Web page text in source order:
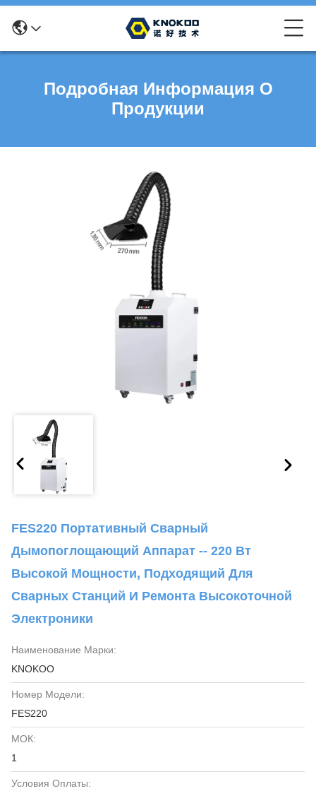
Подробная Информация О
Продукции
FES220 Портативный Сварный
Дымопоглощающий Аппарат -- 220 Вт
Высокой Мощности, Подходящий Для
Сварных Станций И Ремонта Высокоточной
Электроники
Наименование Марки:
KNOKOO
Номер Модели:
FES220
МОК:
1
Условия Оплаты: